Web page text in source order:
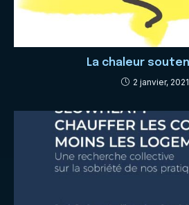
La chaleur
2 janvier, 2021